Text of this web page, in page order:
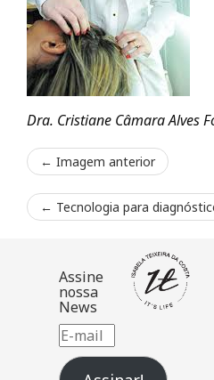
Dra. Cristiane Câmara Alves
← Imagem anterior
← Tecnologia para
Assine
nossa
News
E-
mail